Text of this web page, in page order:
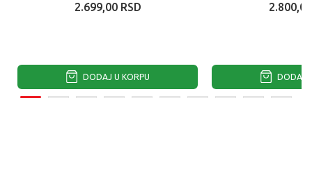
2.699,00 RSD
DODAJ U KORPU
2.800,00
DODAJ